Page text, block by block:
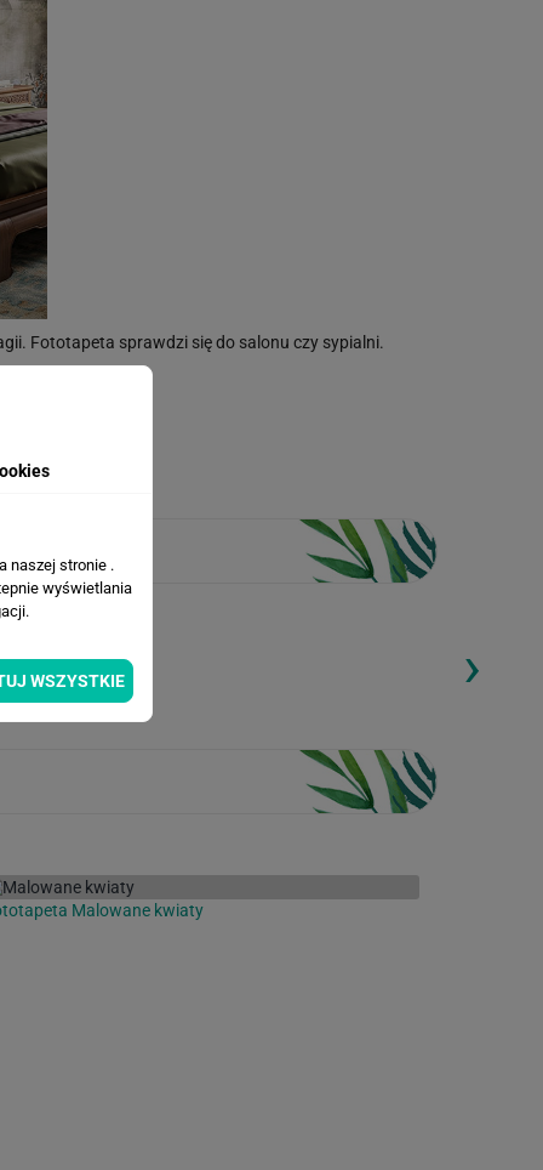
Fototapeta sprawdzi się do salonu czy sypialni.
Loading...
›
Malowane kwiaty
naszej stronie .
wyświetlania
WSZYSTKIE